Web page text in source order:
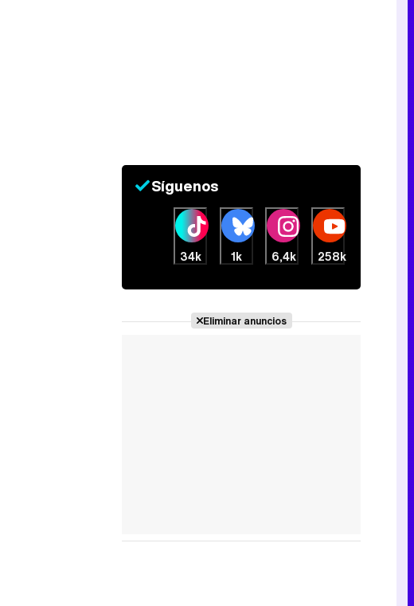
Síguenos
34k 1k 6,4k 258k
Eliminar anuncios